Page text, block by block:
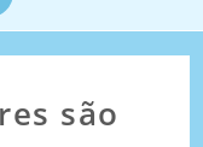
são